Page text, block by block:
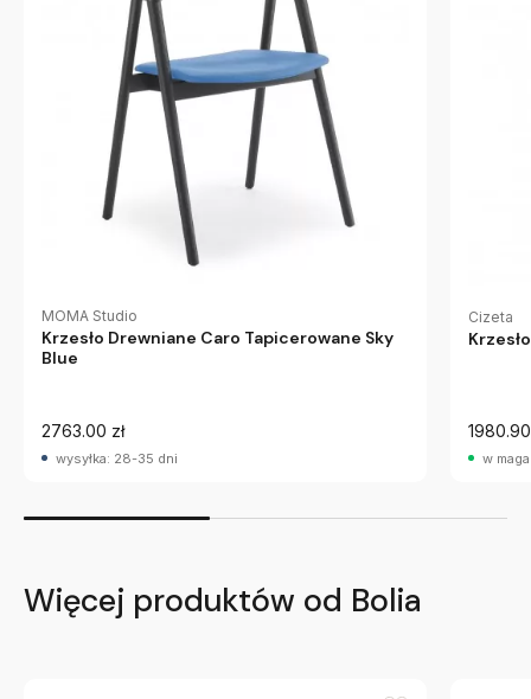
MOMA Studio
Krzesło Drewniane Caro Tapicerowane Sky
Blue
2763.00 zł
wysyłka: 28-35 dni
Cizeta
1980.90
w
Więcej produktów od Bolia